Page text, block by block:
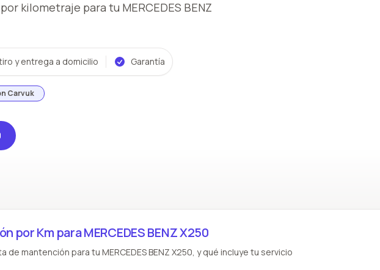
kilometraje para tu MERCEDES BENZ
y entrega a domicilio Garantía
Carvuk
por Km para MERCEDES BENZ X250
de mantención para tu MERCEDES BENZ X250, y qué incluye tu servicio